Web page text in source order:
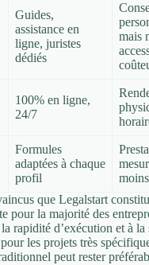
Guides,
assistance en
ligne, juristes
dédiés
mais
100% en ligne,
24/7
Formules
adaptées à chaque
profil
que Legalstart
pour la majorité des
rapidité d’exécution et à
les projets très
peut rester